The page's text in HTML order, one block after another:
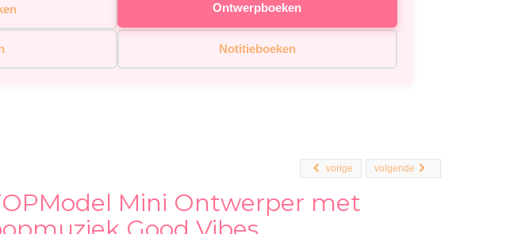
Ontwerpboeken
Notitieboeken
volgende
vorige
Mini Ontwerper met